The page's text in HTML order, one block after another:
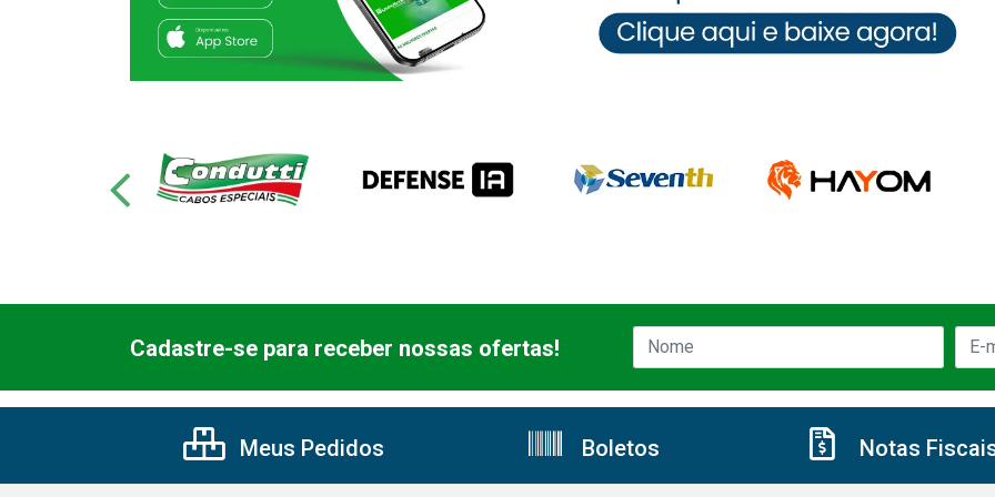
Cadastre-se para receber nossas ofertas!
Meus Pedidos Boletos Notas